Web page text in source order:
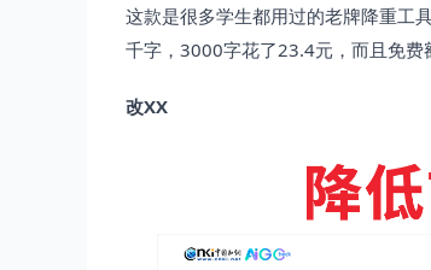
这款是很多学生都用过的老牌降重工
千字，3000字花了23.4元，而且免费
改XX